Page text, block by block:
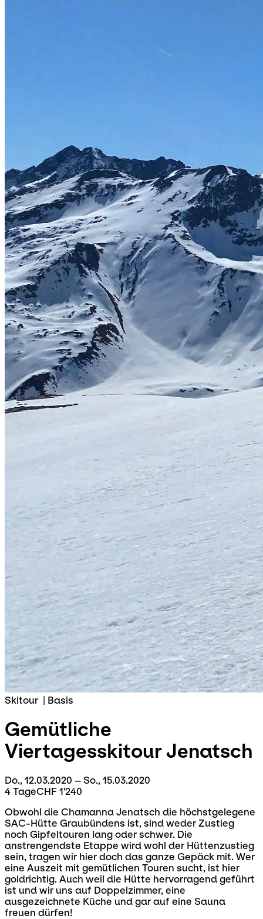
Skitour | Basis
Gemütliche
ViertagesskitourJenatsch
Do., 12.03.2020 – So., 15.03.2020
4 TageCHF 1'240
Obwohl die Chamanna Jenatsch die höchstgelegene
SAC-Hütte Graubündens ist, sind weder Zustieg
noch Gipfeltouren lang oder schwer. Die
anstrengendste Etappe wird wohl der Hüttenzustieg
sein, tragen wir hier doch das ganze Gepäck mit. Wer
eine Auszeit mit gemütlichen Touren sucht, ist hier
goldrichtig. Auch weil die Hütte hervorragend geführt
ist und wir uns auf Doppelzimmer, eine
ausgezeichnete Küche und gar auf eine Sauna
freuen dürfen!